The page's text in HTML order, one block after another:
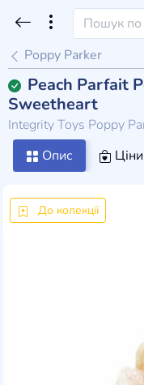
Poppy Parker
Peach Parfait
Sweetheart
Integrity Toys Poppy
Опис Ціни
До колекції